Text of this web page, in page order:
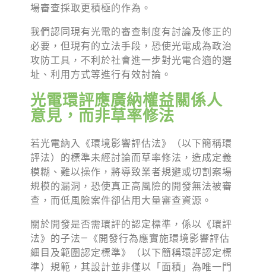
年度報告與財報
綠盟倡議
廢除核電
淨零轉型
透明足跡
綠盟觀點
新聞稿及聲明
工作側記
出版及義賣品
場審查採取更積極的作為。
我們認同現有光電的審查制度有討論及修正的
必要，但現有的立法手段，恐使光電成為政治
攻防工具，不利於社會進一步對光電合適的選
址、利用方式等進行有效討論。
光電環評應廣納權益關係人
意見，而非草率修法
若光電納入《環境影響評估法》（以下簡稱環
評法）的標準未經討論而草率修法，造成定義
模糊、難以操作，將導致業者規避或切割案場
規模的漏洞，恐使真正高風險的開發無法被審
查，而低風險案件卻佔用大量審查資源。
關於開發是否需環評的認定標準，係以《環評
法》的子法—《開發行為應實施環境影響評估
細目及範圍認定標準》（以下簡稱環評認定標
準）規範，其設計並非僅以「面積」為唯一門